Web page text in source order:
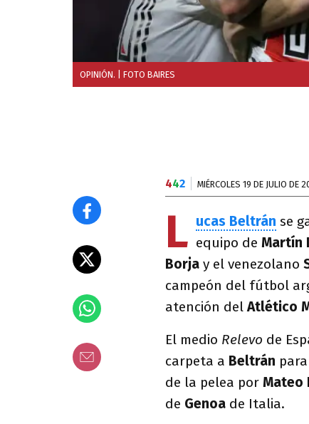
OPINIÓN. | FOTO BAIRES
442 MIÉRCOLES 19 DE JULIO DE
L ucas Beltrán se
equipo de Martín
Borja y el venezolano
campeón del fútbol
atención delAtlético
El medio Relevo de
carpeta a Beltrán
de la pelea por Mateo
de Genoa de Italia.